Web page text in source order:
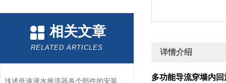
相关文章
RELATED ARTICLES
详情介绍
多功能导流穿墙内